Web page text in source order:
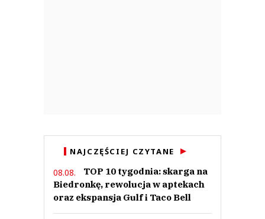
NAJCZĘŚCIEJ CZYTANE
08.08.
TOP 10 tygodnia: skarga na
Biedronkę, rewolucja w aptekach
oraz ekspansja Gulf i Taco Bell